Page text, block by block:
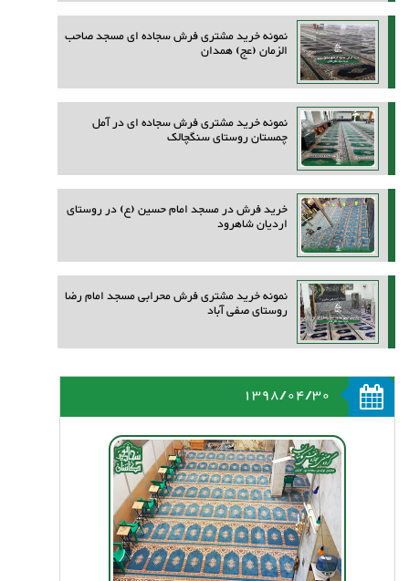
نمونه خرید مشتری فرش سجاده ای مسجد صاحب
الزمان (عج) همدان
نمونه خرید مشتری فرش سجاده ای در آمل
چمستان روستای سنگچالک
خرید فرش در مسجد امام حسین (ع) در روستای
اردیان شاهرود
نمونه خرید مشتری فرش محرابی مسجد امام رضا
روستای صفی آباد
1398/04/30